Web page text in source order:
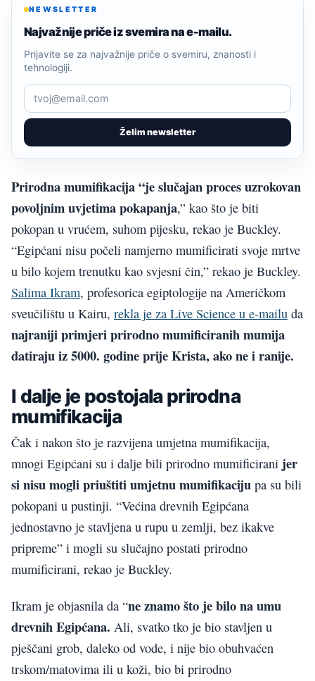
NEWSLETTER
Najvažnije priče iz svemira na e-mailu.
Želim newsletter
Prijavite se za najvažnije priče o svemiru, znanosti i
tehnologiji.
Prirodna mumifikacija “je slučajan proces uzrokovan
povoljnim uvjetima pokapanja,” kao što je biti
pokopan u vrućem, suhom pijesku, rekao je Buckley.
“Egipćani nisu počeli namjerno mumificirati svoje mrtve
u bilo kojem trenutku kao svjesni čin,” rekao je Buckley.
Salima Ikram, profesorica egiptologije na Američkom
sveučilištu u Kairu, rekla je za Live Science u e-mailu da
najraniji primjeri prirodno mumificiranih mumija
datiraju iz 5000. godine prije Krista, ako ne i ranije.
I dalje je postojala prirodna
mumifikacija
Čak i nakon što je razvijena umjetna mumifikacija,
mnogi Egipćani su i dalje bili prirodno mumificirani jer
si nisu mogli priuštiti umjetnu mumifikaciju pa su bili
pokopani u pustinji. “Većina drevnih Egipćana
jednostavno je stavljena u rupu u zemlji, bez ikakve
pripreme” i mogli su slučajno postati prirodno
mumificirani, rekao je Buckley.
Ikram je objasnila da “ne znamo što je bilo na umu
drevnih Egipćana. Ali, svatko tko je bio stavljen u
pješčani grob, daleko od vode, i nije bio obuhvaćen
trskom/matovima ili u koži, bio bi prirodno